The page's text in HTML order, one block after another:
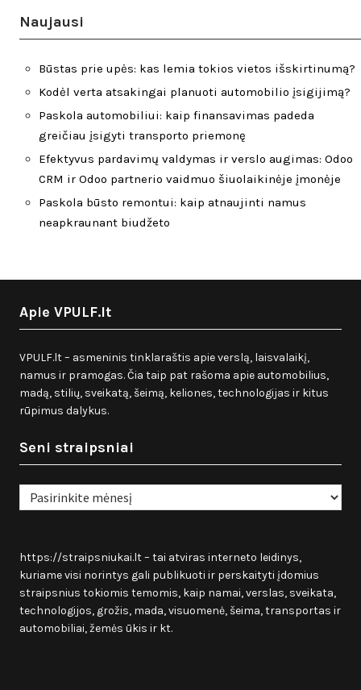
Naujausi
Būstas prie upės: kas lemia tokios vietos išskirtinumą?
Kodėl verta atsakingai planuoti automobilio įsigijimą?
Paskola automobiliui: kaip finansavimas padeda
greičiau įsigyti transporto priemonę
Efektyvus pardavimų valdymas ir verslo augimas: Odoo
CRM ir Odoo partnerio vaidmuo šiuolaikinėje įmonėje
Paskola būsto remontui: kaip atnaujinti namus
neapkraunant biudžeto
Apie VPULF.lt
VPULF.lt – asmeninis tinklaraštis apie verslą, laisvalaikį,
namus ir pramogas. Čia taip pat rašoma apie automobilius,
madą, stilių, sveikatą, šeimą, keliones, technologijas ir kitus
rūpimus dalykus.
Seni straipsniai
Seni
straipsniai
https://straipsniukai.lt– tai atviras interneto leidinys,
kuriame visi norintys gali publikuoti ir perskaityti įdomius
straipsnius tokiomis temomis, kaip namai, verslas, sveikata,
technologijos, grožis, mada, visuomenė, šeima, transportas ir
automobiliai, žemės ūkis ir kt.